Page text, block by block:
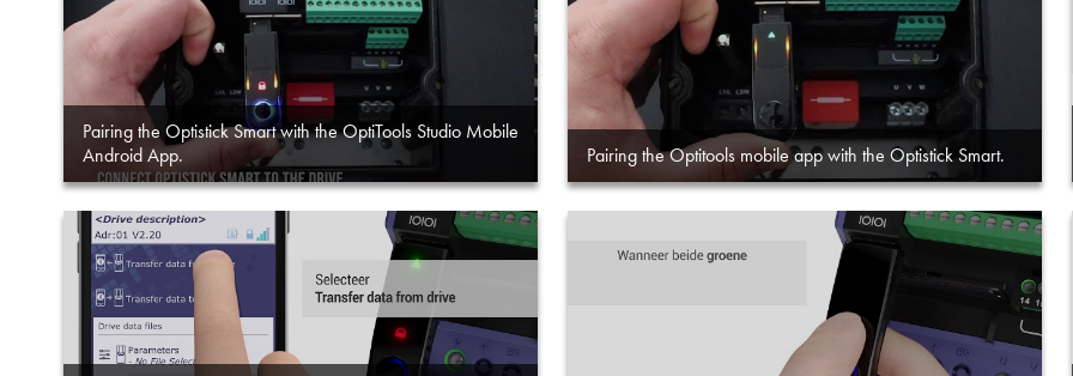
Pairing the Optistick Smart with the OptiTools Studio Mobile
Android App.
Pairing the Optitools mobile app with the Optistick Smart.